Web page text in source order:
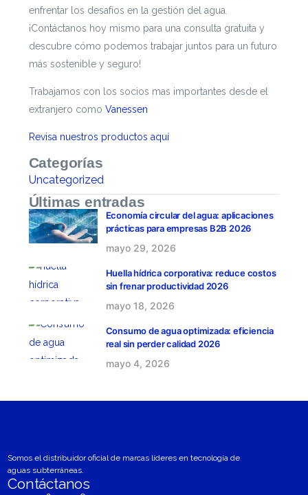
enfrentar los desafíos en la gestión del agua.
¡Contáctanos hoy mismo para una consulta gratuita y
descubre cómo podemos trabajar juntos para un futuro
más sostenible y seguro!
Trabajamos con los socios mas importantes desde el
extranjero como Vanessen
Revisa nuestros productos aquí
Categorías
Uncategorized
Últimas entradas
Economía circular del agua: aplicaciones
prácticas para empresas B2B 2026
mayo 29, 2026
Huella hídrica corporativa: reduce costos
sin frenar productividad 2026
mayo 18, 2026
Consumo de agua optimizada: eficiencia
real sin perder calidad 2026
mayo 4, 2026
Somos el distribuidor oficial de marcas líderes en tecnología de
aguas subterráneas.
Contáctanos